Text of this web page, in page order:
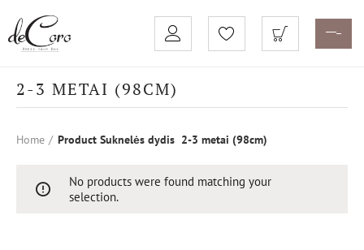
2-3 METAI (98CM)
Home Product Suknelės dydis 2-3 metai (98cm)
No products were found matching your
selection.